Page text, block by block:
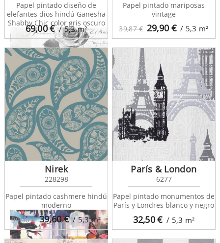
Portfolio 97752
69,00€ / 5,3m²
Papel pintado diseño de
elefantes dios hindú Ganesha
Shabby Chic color gris oscuro
39,87 € 29,90€ / 5,3 m²
Papel pintado mariposas
vintage
99,00 € 39,60€ / 5,3m²
Nirek
228298
Papel pintado cashmere hindú
moderno
32,50€ / 5,3 m²
París & London
6277
Papel pintado monumentos de
París y Londres blanco y negro